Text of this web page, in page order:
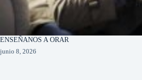
ENSEÑANOS A ORAR
junio 8, 2026